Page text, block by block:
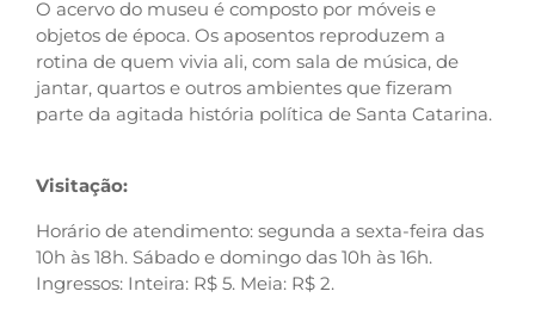
O acervo do museu é composto por móveis e
objetos de época. Os aposentos reproduzem a
rotina de quem vivia ali, com sala de música, de
jantar, quartos e outros ambientes que fizeram
parte da agitada história política de Santa Catarina.
Visitação:
Horário de atendimento: segunda a sexta-feira das
10h às 18h. Sábado e domingo das 10h às 16h.
Ingressos: Inteira: R$ 5. Meia: R$ 2.